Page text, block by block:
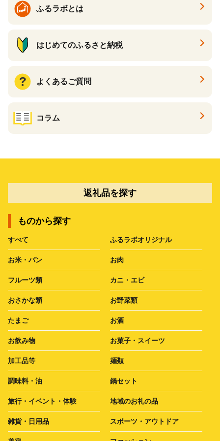
ふるラボとは
はじめてのふるさと納税
よくあるご質問
コラム
返礼品を探す
ものから探す
すべて ふるラボオリジナル
お米・パン お肉
フルーツ類 カニ・エビ
おさかな類 お野菜類
たまご お酒
お飲み物 お菓子・スイーツ
加工品等 麺類
調味料・油 鍋セット
旅行・イベント・体験 地域のお礼の品
雑貨・日用品 スポーツ・アウトドア